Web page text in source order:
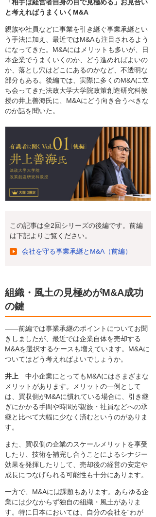
「相手は経営者自身の目で見極める」お見合い
と考えればうまくいくM&A
親族や社員などに事業を引き継ぐ事業承継とい
う手法に加え、最近ではM&Aも注目されるよう
になってきた。M&Aにはメリットも多いが、日
本企業でうまくいくのか、どう進めればよいの
か、落とし穴はどこにあるのかなど、不透明な
部分もある。後編では、実際に多くのM&Aに立
ち会ってきた法政大学大学院政策創造研究科教
授の井上善海氏に、M&Aにどう向き合うべきな
のか話を聞いた。
この記事は全2回シリーズの後編です。前編
は下記よりご覧ください。
会社を守る事業承継とM&A（前編）
組織・風土の見極めがM&A成功
の鍵
――前編では事業承継のポイントについてお聞
きしましたが、最近では企業自体を売却する
M&Aを選択するケースも増えています。M&Aに
ついてはどう考えればよいでしょうか。
井上 中小企業にとってもM&Aにはさまざまな
メリットがあります。メリットの一例として
は、買収側がM&Aに慣れている場合に、引き継
ぎにかかる手間や時間が親族・社員などへの承
継と比べて大幅に少なく済むというのがありま
す。
また、買収側の企業のスケールメリットを享受
したり、技術を補完し合うことによるシナジー
効果を発揮したりして、売却後の経営の安定や
成長につなげられる可能性も十分にあります。
一方で、M&Aには課題もあります。あらゆる企
業には少なからず独自の組織・風土がありま
す。特に日本においては、自分の会社を“わが